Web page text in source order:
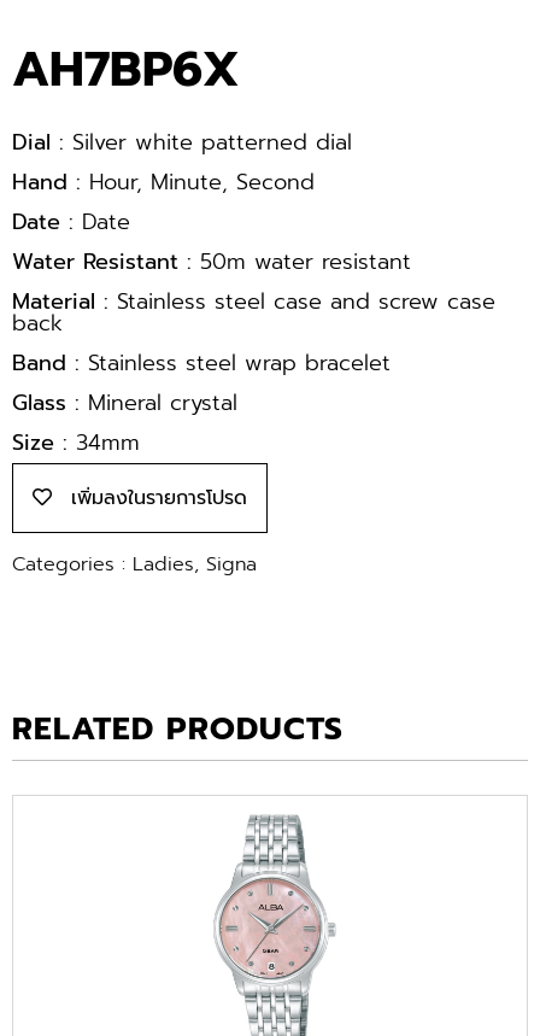
AH7BP6X
Dial : Silver white patterned dial
Hand : Hour, Minute, Second
Date : Date
Water Resistant : 50m water resistant
Material : Stainless steel case and screw case
back
Band : Stainless steel wrap bracelet
Glass : Mineral crystal
Size : 34mm
เพิ่มลงในรายการโปรด
Categories : Ladies, Signa
RELATED PRODUCTS